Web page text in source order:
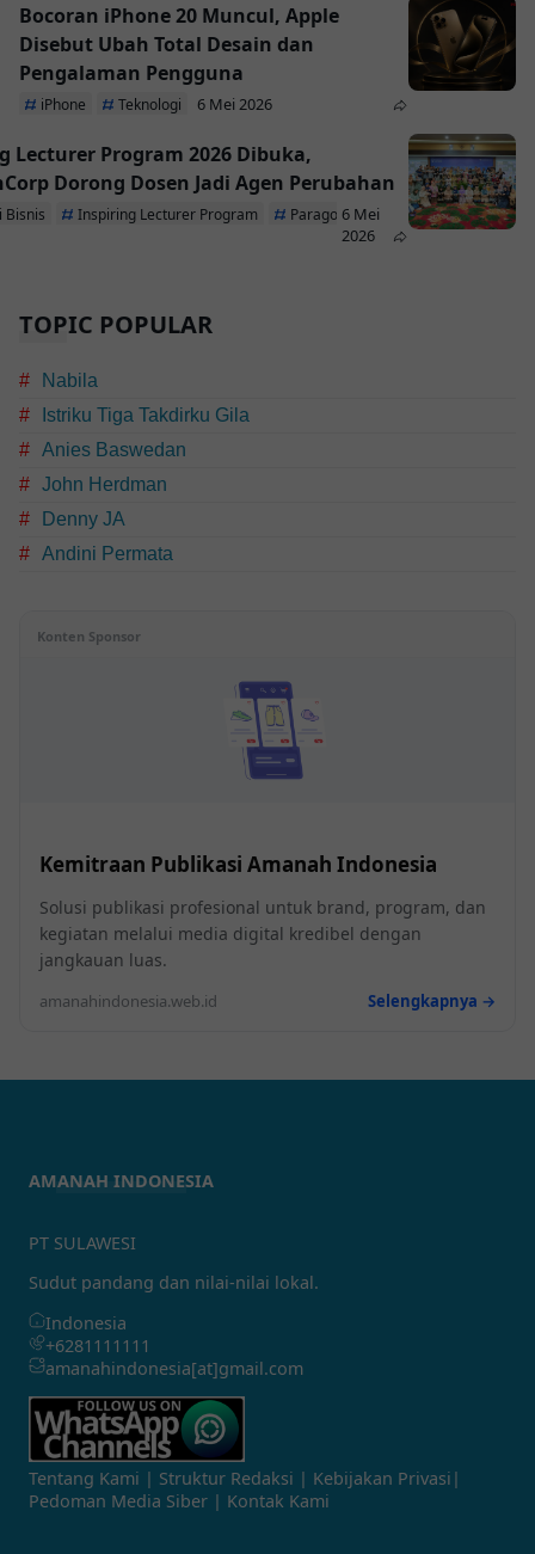
Bocoran iPhone 20 Muncul, Apple
Disebut Ubah Total Desain dan
Pengalaman Pengguna
iPhone Teknologi 6 Mei 2026
Lecturer Program 2026 Dibuka,
Dorong Dosen Jadi Agen Perubahan
Bisnis Inspiring Lecturer Program ParagonCorp
6 Mei
2026
TOPIC POPULAR
Nabila
Istriku Tiga Takdirku Gila
Anies Baswedan
John Herdman
Denny JA
Andini Permata
Konten Sponsor
Kemitraan Publikasi Amanah Indonesia
Solusi publikasi profesional untuk brand, program, dan
kegiatan melalui media digital kredibel dengan
jangkauan luas.
amanahindonesia.web.id Selengkapnya →
AMANAH INDONESIA
PT SULAWESI
Sudut pandang dan nilai-nilai lokal.
Indonesia
+6281111111
amanahindonesia[at]gmail.com
Tentang Kami | Struktur Redaksi | Kebijakan Privasi |
Pedoman Media Siber | Kontak Kami